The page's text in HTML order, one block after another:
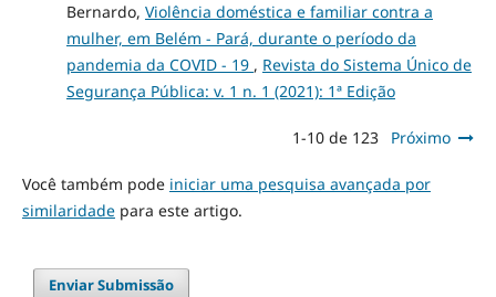
Bernardo, Violência doméstica e familiar contra a
mulher, em Belém - Pará, durante o período da
pandemia da COVID - 19 , Revista do Sistema Único de
Segurança Pública: v. 1 n. 1 (2021): 1ª Edição
1-10 de 123 Próximo
Você também pode iniciar uma pesquisa avançada por
similaridadepara este artigo.
Enviar Submissão